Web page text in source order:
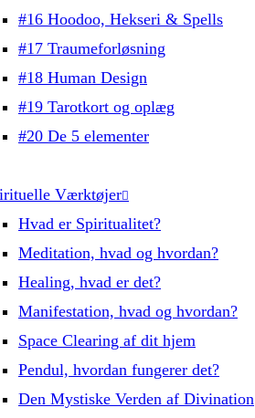
#16 Hoodoo, Hekseri & Spells
#17 Traumeforløsning
#18 Human Design
#19 Tarotkort og oplæg
#20 De 5 elementer
Værktøjer
Hvad er Spiritualitet?
Meditation, hvad og hvordan?
Healing, hvad er det?
Manifestation, hvad og hvordan?
Space Clearing af dit hjem
Pendul, hvordan fungerer det?
Den Mystiske Verden af Divination